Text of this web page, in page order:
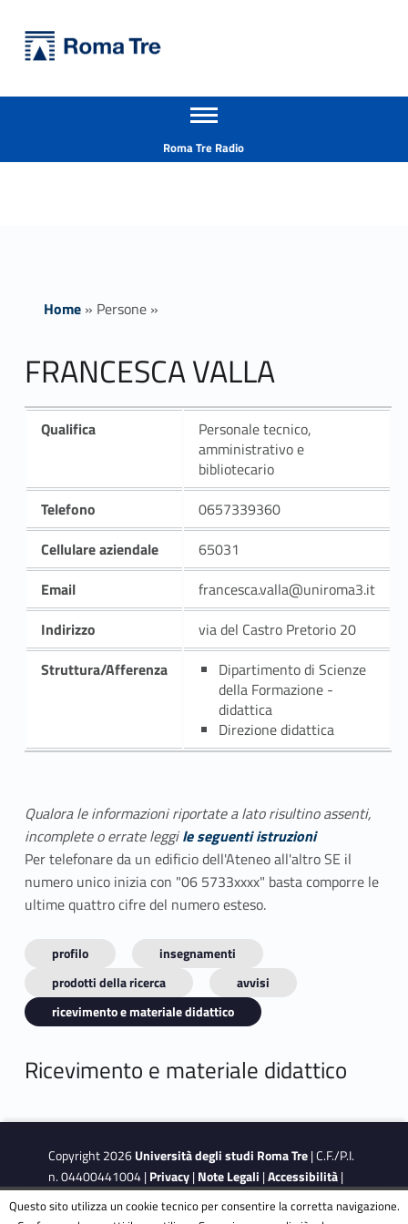
FRANCESCA VALLA - Università Roma Tre
Apri il menu secondario
Roma Tre Radio
Home» Persone»
FRANCESCA VALLA
Qualifica
Personale tecnico,
amministrativo e
bibliotecario
Telefono
0657339360
Cellulare aziendale
65031
Email
francesca.valla@uniroma3.it
Indirizzo
via del Castro Pretorio 20
Struttura/Afferenza
Dipartimento di Scienze
della Formazione -
didattica
Direzione didattica
Qualora le informazioni riportate a lato risultino assenti,
incomplete o errate leggile seguenti istruzioni
Per telefonare da un edificio dell'Ateneo all'altro SE il
numero unico inizia con "06 5733xxxx" basta comporre le
ultime quattro cifre del numero esteso.
profilo
insegnamenti
prodotti della ricerca
avvisi
ricevimento e materiale didattico
Ricevimento e materiale didattico
Copyright 2026Università degli studi Roma Tre| C.F./P.I.
n. 04400441004 |Privacy|Note Legali |Accessibilità|
Obiettivi di accessibilità
| Dichiarazione di accessibilità
Questo sito utilizza un cookie tecnico per consentire la corretta navigazione.